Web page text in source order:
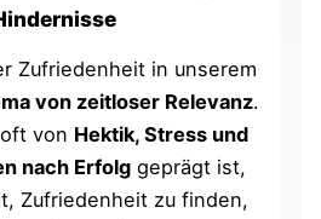
Zufriedenheit in unserem
von zeitloser Relevanz.
von Hektik, Stress und
nach Erfolg geprägt ist,
Zufriedenheit zu finden,